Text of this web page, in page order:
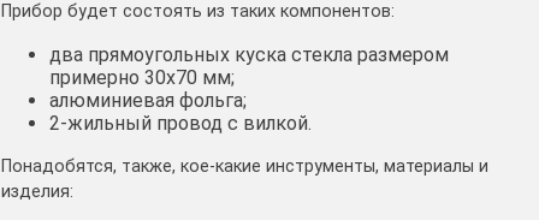
Прибор будет состоять из таких компонентов:
два прямоугольных куска стекла размером
примерно 30х70 мм;
алюминиевая фольга;
2-жильный провод с вилкой.
Понадобятся, также, кое-какие инструменты, материалы и
изделия: